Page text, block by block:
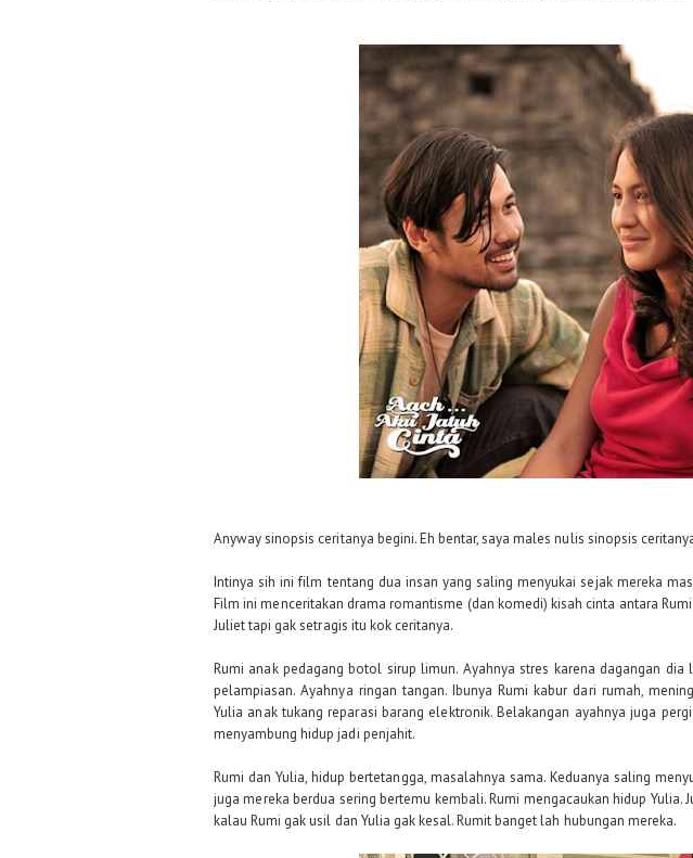
Anyway sinopsis ceritanya begini. Eh bentar, saya males nulis sinopsis
Intinya sih ini film tentang dua insan yang saling menyukai sejak mereka
Film ini menceritakan drama romantisme (dan komedi) kisah cinta antara
Juliet tapi gak setragis itu kok ceritanya.
Rumi anak pedagang botol sirup limun. Ayahnya stres karena dagangan
pelampiasan. Ayahnya ringan tangan. Ibunya Rumi kabur dari rumah,
Yulia anak tukang reparasi barang elektronik. Belakangan ayahnya juga
menyambung hidup jadi penjahit.
Rumi dan Yulia, hidup bertetangga, masalahnya sama. Keduanya saling
juga mereka berdua sering bertemu kembali. Rumi mengacaukan hidup Yulia.
kalau Rumi gak usil dan Yulia gak kesal. Rumit banget lah hubungan mereka.